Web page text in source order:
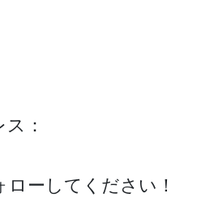
：
ーしてください！